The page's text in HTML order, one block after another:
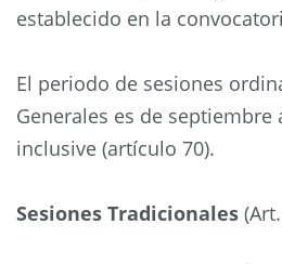
establecido en la
El periodo de sesiones
Generales es de septiembre
inclusive (artículo 70).
Sesiones Tradicionales